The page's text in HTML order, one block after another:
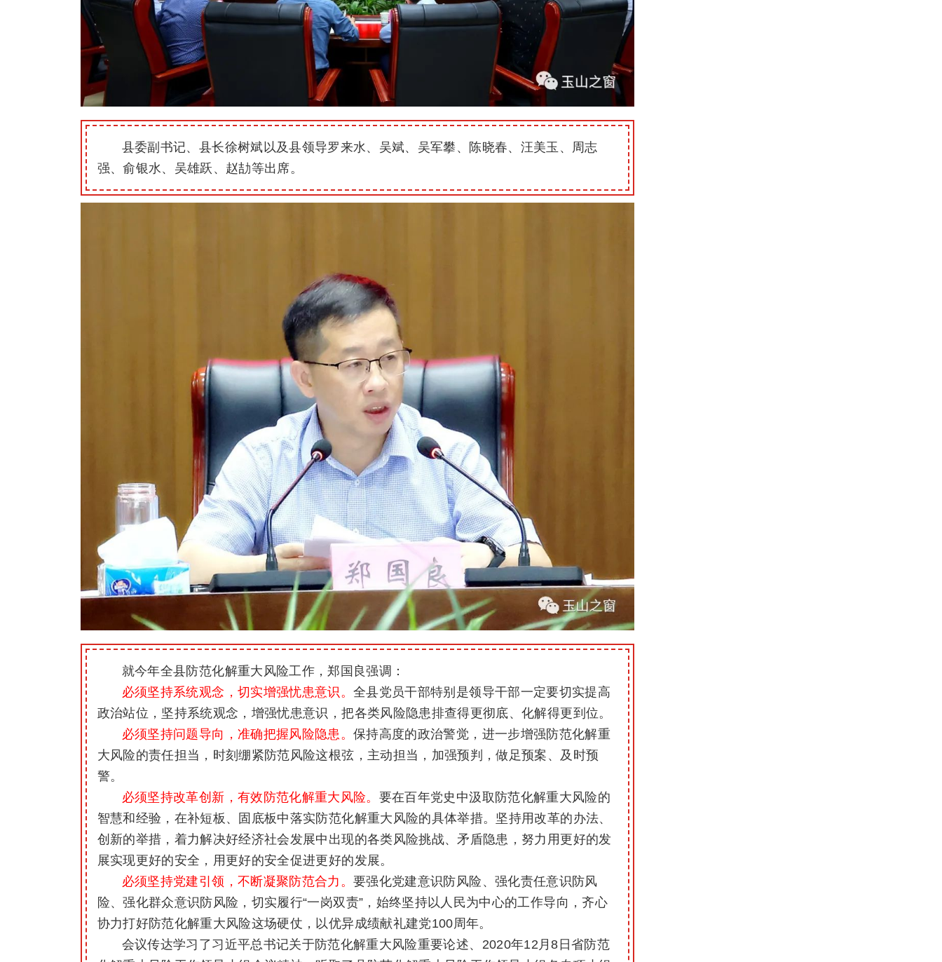
县委副书记、县长徐树斌以及县领导罗来水、吴斌、吴军攀、陈晓春、汪美玉、周志
强、俞银水、吴雄跃、赵劼等出席。
就今年全县防范化解重大风险工作，郑国良强调：
必须坚持系统观念，切实增强忧患意识。全县党员干部特别是领导干部一定要切实提高
政治站位，坚持系统观念，增强忧患意识，把各类风险隐患排查得更彻底、化解得更到位。
必须坚持问题导向，准确把握风险隐患。保持高度的政治警觉，进一步增强防范化解重
大风险的责任担当，时刻绷紧防范风险这根弦，主动担当，加强预判，做足预案、及时预
警。
必须坚持改革创新，有效防范化解重大风险。 要在百年党史中汲取防范化解重大风险的
智慧和经验，在补短板、固底板中落实防范化解重大风险的具体举措。坚持用改革的办法、
创新的举措，着力解决好经济社会发展中出现的各类风险挑战、矛盾隐患，努力用更好的发
展实现更好的安全，用更好的安全促进更好的发展。
必须坚持党建引领，不断凝聚防范合力。要强化党建意识防风险、强化责任意识防风
险、强化群众意识防风险，切实履行“一岗双责”，始终坚持以人民为中心的工作导向，齐心
协力打好防范化解重大风险这场硬仗，以优异成绩献礼建党100周年。
会议传达学习了习近平总书记关于防范化解重大风险重要论述、2020年12月8日省防范